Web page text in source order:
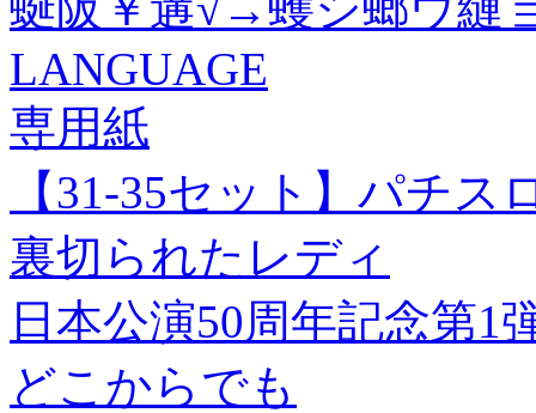
LANGUAGE
専用紙
【31-35セット】パチス
裏切られたレディ
日本公演50周年記念第1
どこからでも